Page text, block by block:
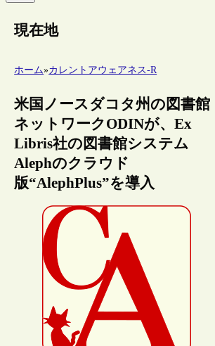
現在地
ホーム»カレントアウェアネス-R
米国ノースダコタ州の図書館
ネットワークODINが、Ex
Libris社の図書館システム
Alephのクラウド
版“AlephPlus”を導入